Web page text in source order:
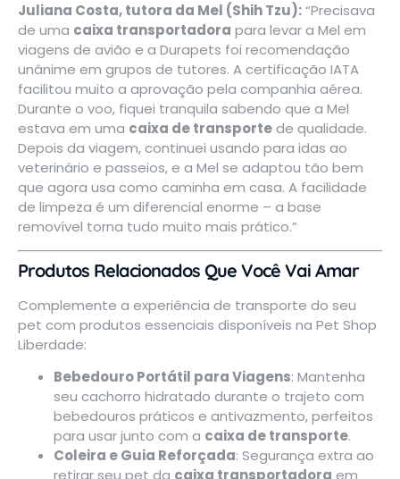
Juliana Costa, tutora da Mel (Shih Tzu):“Precisava
de uma caixa transportadora para levar a Mel em
viagens de avião e a Durapets foi recomendação
unânime em grupos de tutores. A certificação IATA
facilitou muito a aprovação pela companhia aérea.
Durante o voo, fiquei tranquila sabendo que a Mel
estava em uma caixa de transportede qualidade.
Depois da viagem, continuei usando para idas ao
veterinário e passeios, e a Mel se adaptou tão bem
que agora usa como caminha em casa. A facilidade
de limpeza é um diferencial enorme – a base
removível torna tudo muito mais prático.”
Produtos Relacionados Que Você Vai Amar
Complemente a experiência de transporte do seu
pet com produtos essenciais disponíveis na Pet Shop
Liberdade:
Bebedouro Portátil para Viagens: Mantenha
seu cachorro hidratado durante o trajeto com
bebedouros práticos e antivazmento, perfeitos
para usar junto com a caixa de transporte.
Coleira e Guia Reforçada: Segurança extra ao
retirar seu pet da caixa transportadora em